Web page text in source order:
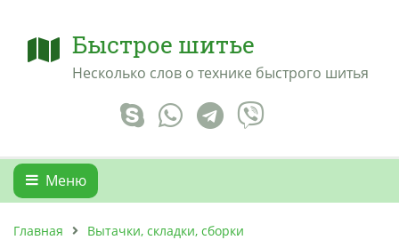
Быстрое шитье
Несколько слов о технике быстрого шитья
Меню
Главная Вытачки, складки, сборки